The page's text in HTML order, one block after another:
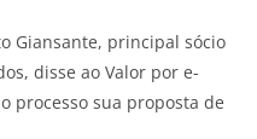
Giansante, principal sócio
disse ao Valor por e-
processo sua proposta de